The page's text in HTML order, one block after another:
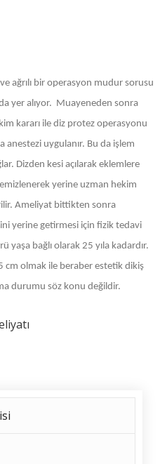
ve ağrılı bir operasyon mudur sorusu
yer alıyor. Muayeneden sonra
kararı ile diz protez operasyonu
anestezi uygulanır. Bu da işlem
Dizden kesi açılarak eklemlere
yerine uzman hekim
Ameliyat bittikten sonra
yerine getirmesi için fizik tedavi
yaşa bağlı olarak 25 yıla kadardır.
cm olmak ile beraber estetik dikiş
durumu söz konu değildir.